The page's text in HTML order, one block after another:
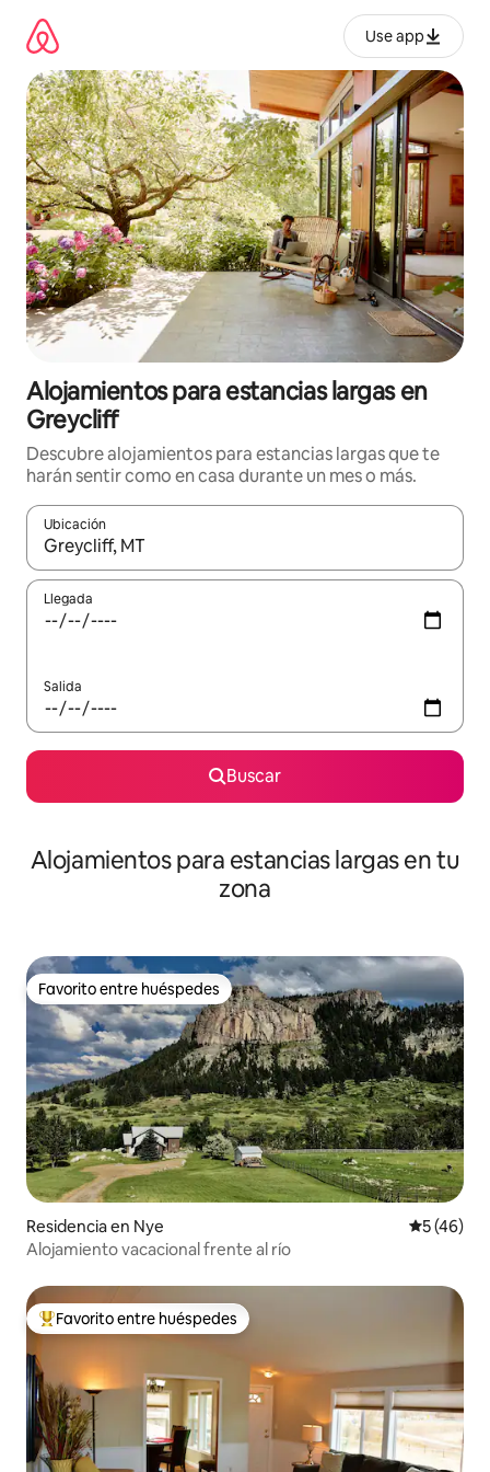
contenido
Use app
Alojamientos para estancias largas en
Greycliff
Descubre alojamientos para estancias largas que te
harán sentir como en casa durante un mes o más.
Ubicación
Cuando los resultados estén disponibles, podrás navegar
Llegada
Salida
Buscar
Alojamientos para estancias largas en tu
zona
Favorito entre huéspedes
Favorito entre huéspedes
Residencia en Nye
5 (46)
Alojamiento vacacional frente al río
De los mejores en Favorito entre huéspedes
Favorito entre huéspedes